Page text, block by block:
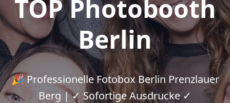
TOP Photobooth
Berlin
🎉 Professionelle Fotobox Berlin Prenzlauer
Berg | ✓ Sofortige Ausdrucke ✓